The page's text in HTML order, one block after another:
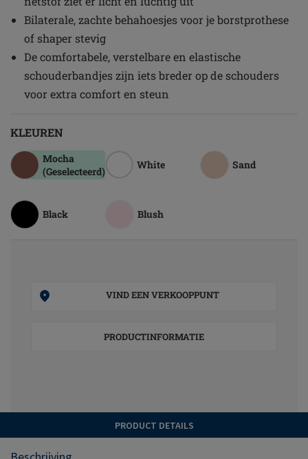
Bilaterale, zachte behahoesjes voor je borstprothese
of shaper stevig
De comfortabele, verstelbare en elastische
schouderbandjes zijn iets breder op de schouders
voor extra comfort en steun
KLEUREN
Mocha
(Geselecteerd)
White Sand
Black Blush
VIND EEN VERKOOPPUNT
PRODUCTINFORMATIE
PRODUCT DETAILS